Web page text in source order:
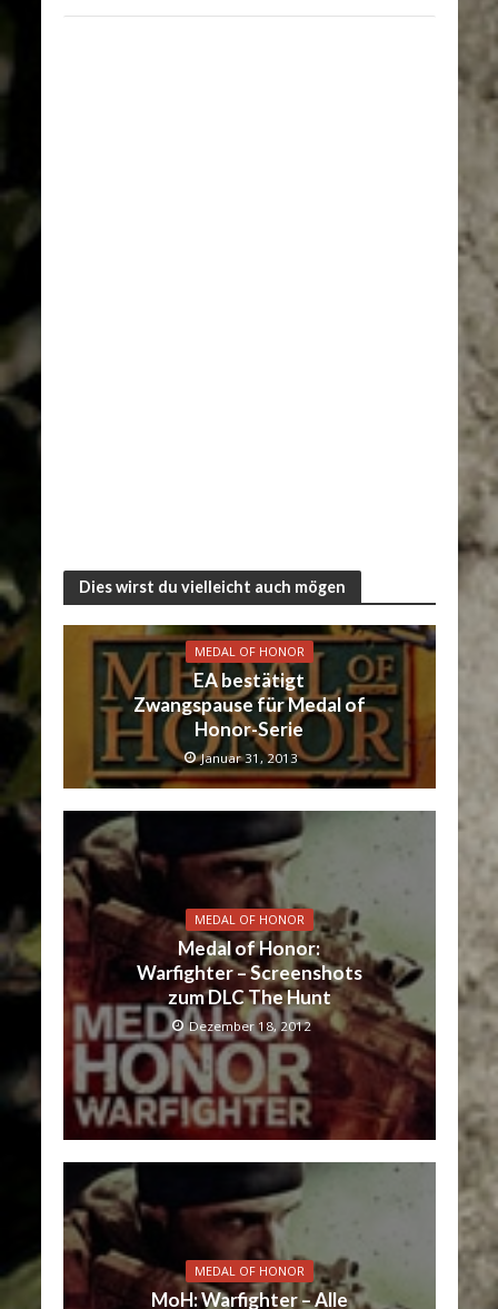
Dies wirst du vielleicht auch mögen
MEDAL OF HONOR
EA bestätigt
Zwangspause für Medal of
Honor-Serie
Januar 31, 2013
MEDAL OF HONOR
Medal of Honor:
Warfighter – Screenshots
zum DLC The Hunt
Dezember 18, 2012
MEDAL OF HONOR
MoH: Warfighter – Alle